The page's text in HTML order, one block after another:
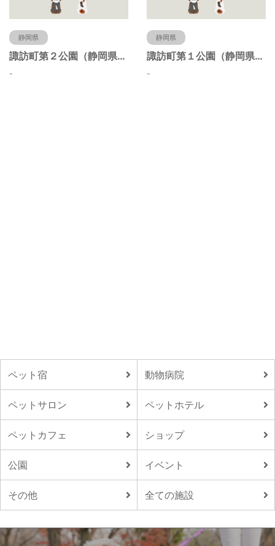
静岡県
諏訪町第２公園（静岡県静岡市）
-
静岡県
諏訪町第１公園（静岡県静岡市）
-
ペット宿 動物病院
ペットサロン ペットホテル
ペットカフェ ショップ
公園 イベント
その他 全ての施設